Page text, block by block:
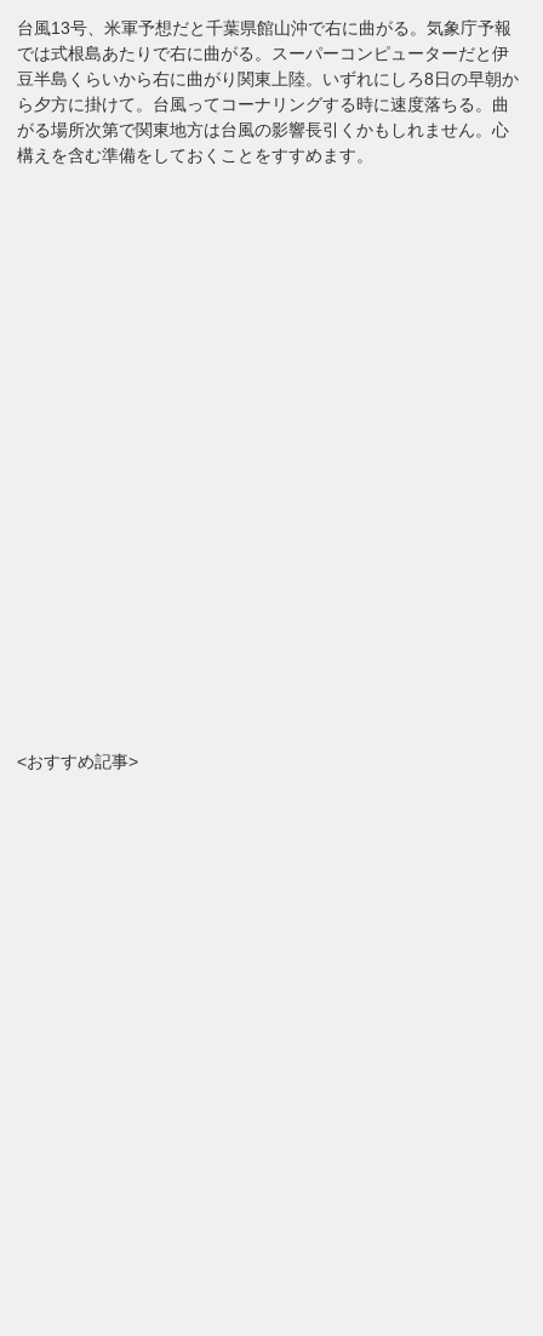
台風13号、米軍予想だと千葉県館山沖で右に曲がる。気象庁予報
では式根島あたりで右に曲がる。スーパーコンピューターだと伊
豆半島くらいから右に曲がり関東上陸。いずれにしろ8日の早朝か
ら夕方に掛けて。台風ってコーナリングする時に速度落ちる。曲
がる場所次第で関東地方は台風の影響長引くかもしれません。心
構えを含む準備をしておくことをすすめます。
<おすすめ記事>